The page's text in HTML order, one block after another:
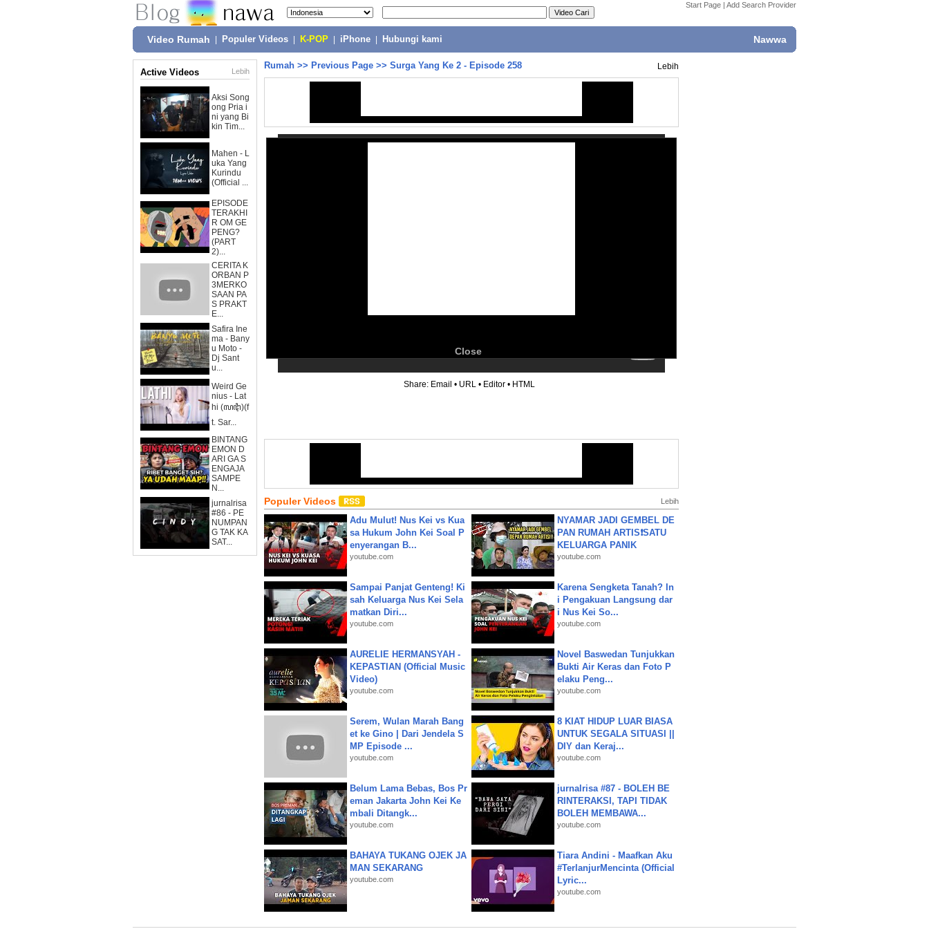
Start Page | Add Search Provider
Video Rumah Populer Videos K-POP iPhone Hubungi kami Nawwa
Active Videos Lebih
Aksi Song
ong Pria i
ni yang Bi
kin Tim...
Mahen - L
uka Yang
Kurindu
(Official ...
EPISODE
TERAKHI
R OM GE
PENG?
(PART
2)...
CERITA K
ORBAN P
3MERKO
SAAN PA
S PRAKT
E...
Safira Ine
ma - Bany
u Moto -
Dj Sant
u...
Weird Ge
nius - Lat
hi (ꦭꦛꦶ)(f
t. Sar...
BINTANG
EMON D
ARI GA S
ENGAJA
SAMPE
N...
jurnalrisa
#86 - PE
NUMPAN
G TAK KA
SAT...
Rumah >> Previous Page >> Surga Yang Ke 2 - Episode 258 Lebih
Close
Share: Email • URL • Editor • HTML
Populer Videos Lebih
Adu Mulut! Nus Kei vs Kua
sa Hukum John Kei Soal P
enyerangan B...
youtube.com
NYAMAR JADI GEMBEL DE
PAN RUMAH ARTIS❗SATU
KELUARGA PANIK
youtube.com
Sampai Panjat Genteng! Ki
sah Keluarga Nus Kei Sela
matkan Diri...
youtube.com
Karena Sengketa Tanah? In
i Pengakuan Langsung dar
i Nus Kei So...
youtube.com
AURELIE HERMANSYAH -
KEPASTIAN (Official Music
Video)
youtube.com
Novel Baswedan Tunjukkan
Bukti Air Keras dan Foto P
elaku Peng...
youtube.com
Serem, Wulan Marah Bang
et ke Gino | Dari Jendela S
MP Episode ...
youtube.com
8 KIAT HIDUP LUAR BIASA
UNTUK SEGALA SITUASI ||
DIY dan Keraj...
youtube.com
Belum Lama Bebas, Bos Pr
eman Jakarta John Kei Ke
mbali Ditangk...
youtube.com
jurnalrisa #87 - BOLEH BE
RINTERAKSI, TAPI TIDAK
BOLEH MEMBAWA...
youtube.com
BAHAYA TUKANG OJEK JA
MAN SEKARANG
youtube.com
Tiara Andini - Maafkan Aku
#TerlanjurMencinta (Official
Lyric...
youtube.com